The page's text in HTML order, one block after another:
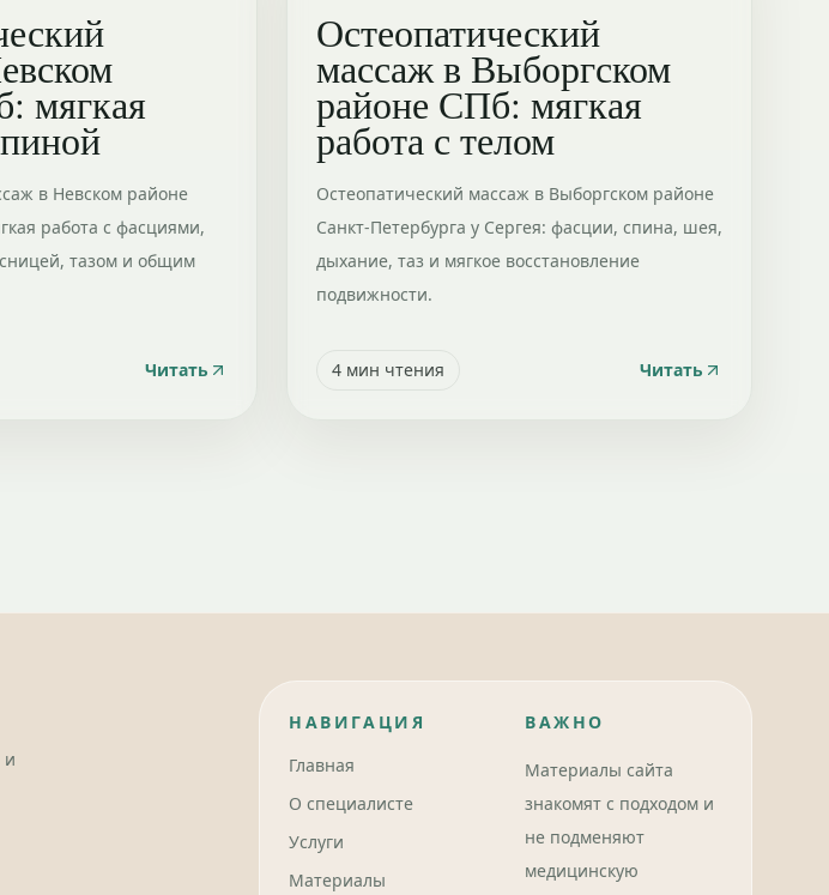
мягкая
в Невском районе
работа с фасциями,
тазом и общим
Читать
Остеопатический
массаж в Выборгском
районе СПб: мягкая
работа с телом
Остеопатический массаж в Выборгском районе
Санкт-Петербурга у Сергея: фасции, спина, шея,
дыхание, таз и мягкое восстановление
подвижности.
4мин чтения Читать
и
НАВИГАЦИЯ
Главная
О специалисте
Услуги
Материалы
ВАЖНО
Материалы сайта
знакомят с подходом и
не подменяют
медицинскую